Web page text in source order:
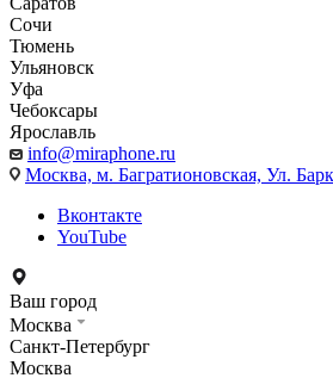
Сочи
Тюмень
Ульяновск
Уфа
Чебоксары
Ярославль
info@miraphone.ru
Москва, м. Багратионовская, Ул.
Вконтакте
YouTube
Ваш город
Москва
Санкт-Петербург
Москва